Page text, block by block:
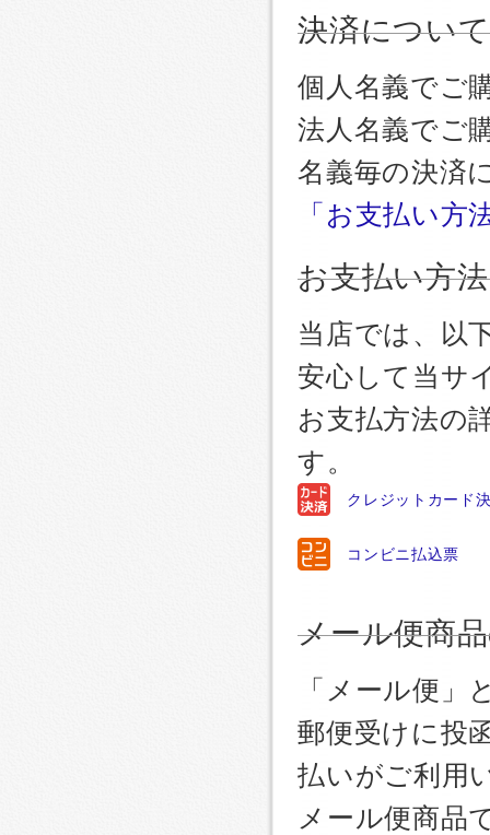
決済について
個人名義でご
法人名義でご
名義毎の決済
「お支払い方
お支払い方
当店では、以
安心して当サ
お支払方法の
す。
クレジットカード
コンビニ払込票
メール便商
「メール便」
郵便受けに投
払いがご利用
メール便商品